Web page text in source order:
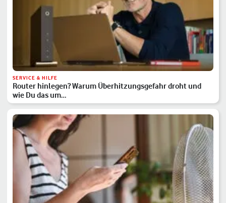
SERVICE & HILFE
Router hinlegen? Warum Überhitzungsgefahr droht und
wie Du das um…